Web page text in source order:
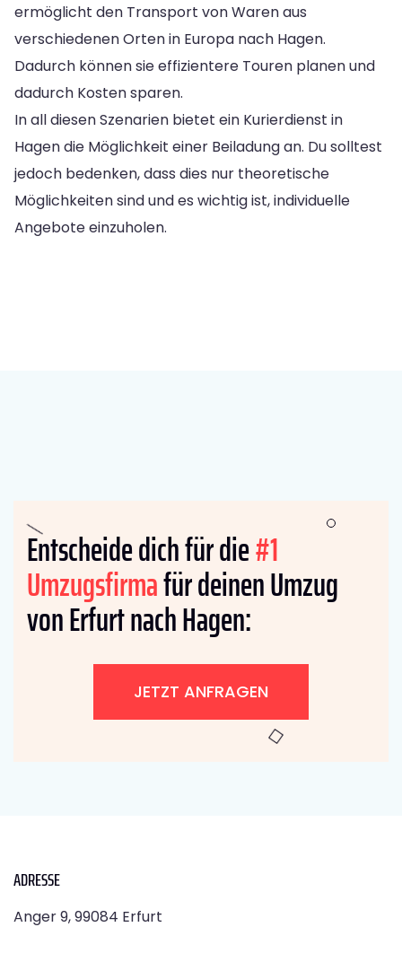
ermöglicht den Transport von Waren aus
verschiedenen Orten in Europa nach Hagen.
Dadurch können sie effizientere Touren planen und
dadurch Kosten sparen.
In all diesen Szenarien bietet ein Kurierdienst in
Hagen die Möglichkeit einer Beiladung an. Du solltest
jedoch bedenken, dass dies nur theoretische
Möglichkeiten sind und es wichtig ist, individuelle
Angebote einzuholen.
Entscheide dich für die#1
Umzugsfirmafür deinen Umzug
von Erfurt nach Hagen:
JETZT ANFRAGEN
ADRESSE
Anger 9, 99084 Erfurt